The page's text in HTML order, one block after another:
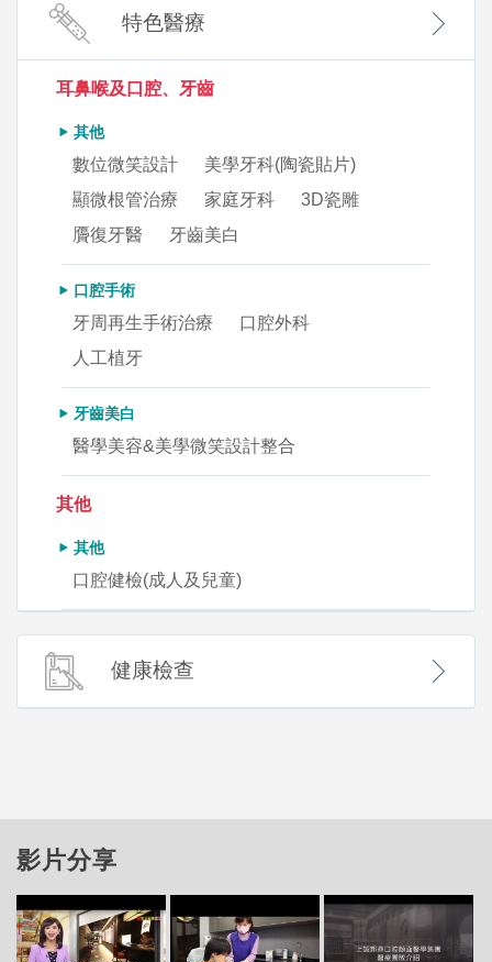
特色醫療
耳鼻喉及口腔、牙齒
其他
數位微笑設計
美學牙科(陶瓷貼片)
顯微根管治療
家庭牙科
3D瓷雕
贗復牙醫
牙齒美白
口腔手術
牙周再生手術治療
口腔外科
人工植牙
牙齒美白
醫學美容&美學微笑設計整合
其他
其他
口腔健檢(成人及兒童)
健康檢查
影片分享